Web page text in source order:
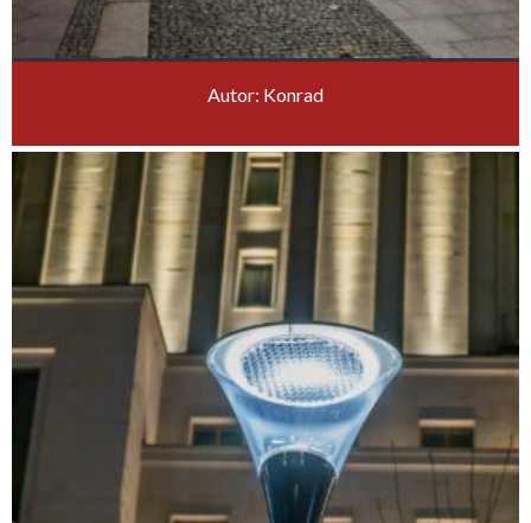
Autor: Konrad